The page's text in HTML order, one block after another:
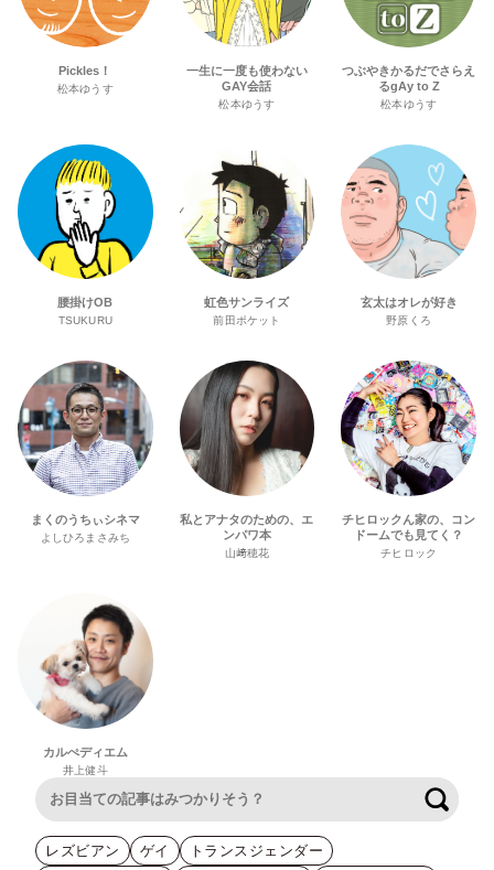
Pickles！
松本ゆうす
一生に一度も使わない
GAY会話
松本ゆうす
つぶやきかるだでさらえ
るgAy to Z
松本ゆうす
腰掛けOB
TSUKURU
虹色サンライズ
前田ポケット
玄太はオレが好き
野原くろ
まくのうちぃシネマ
よしひろまさみち
私とアナタのための、エ
ンパワ本
山﨑穂花
チヒロックん家の、コン
ドームでも見てく？
チヒロック
カルぺディエム
井上健斗
レズビアン ゲイ
トランスジェンダー